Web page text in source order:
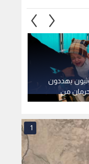
يهددون
من
1